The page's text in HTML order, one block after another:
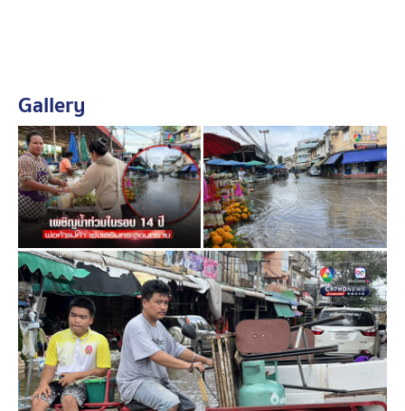
เทศบาลเมืองตะพานหิน ระดับน้ำยังเพิ่มสูงขึ้นเรื่อย ๆ ทำให้
ร้านค้าต่าง ๆ เร่งเสริมกระสอบทรายทำคันกั้นน้ำ และหลาย
ร้านเลือกที่จะปิดร้าน
Gallery